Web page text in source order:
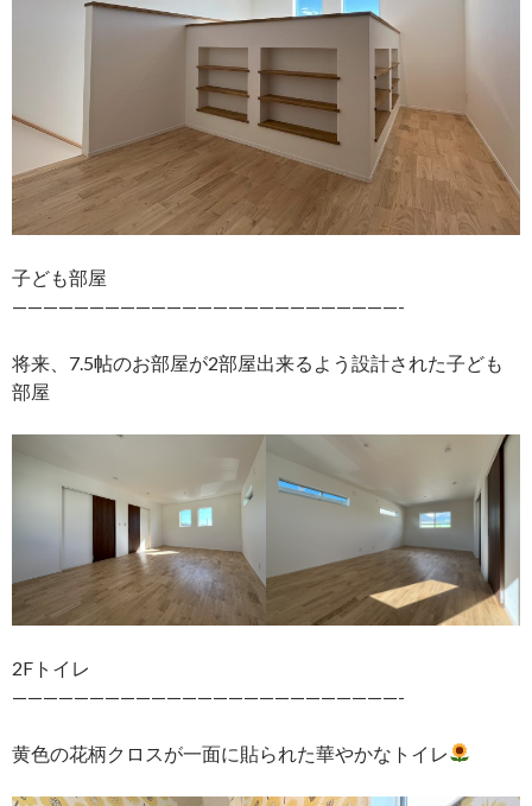
子ども部屋
—————————————————————————-
将来、7.5帖のお部屋が2部屋出来るよう設計された子ども
部屋
2Fトイレ
—————————————————————————-
黄色の花柄クロスが一面に貼られた華やかなトイレ